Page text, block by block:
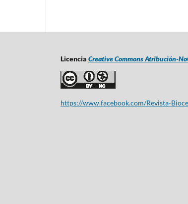
Licencia Creative Commons Atribución-
https://www.facebook.com/Revista-